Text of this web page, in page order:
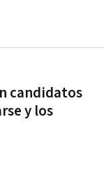
candidatos
y los